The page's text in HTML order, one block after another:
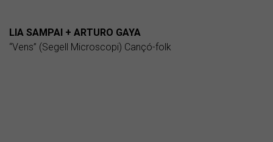
LIA SAMPAI + ARTURO GAYA
“Vens” (Segell Microscopi) Cançó-folk